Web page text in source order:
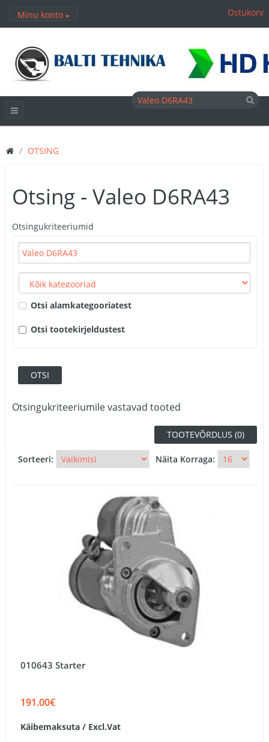
Minu konto Ostukorv
OTSING
Otsing - Valeo D6RA43
Otsingukriteeriumid
Otsi alamkategooriatest
Otsi tootekirjeldustest
Otsingukriteeriumile vastavad tooted
TOOTEVÕRDLUS (0)
Sorteeri: Näita Korraga:
010643 Starter
191.00€
Käibemaksuta / Excl.Vat